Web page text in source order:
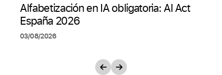
Alfabetización en IA obligatoria: AI Act
España 2026
03/08/2026